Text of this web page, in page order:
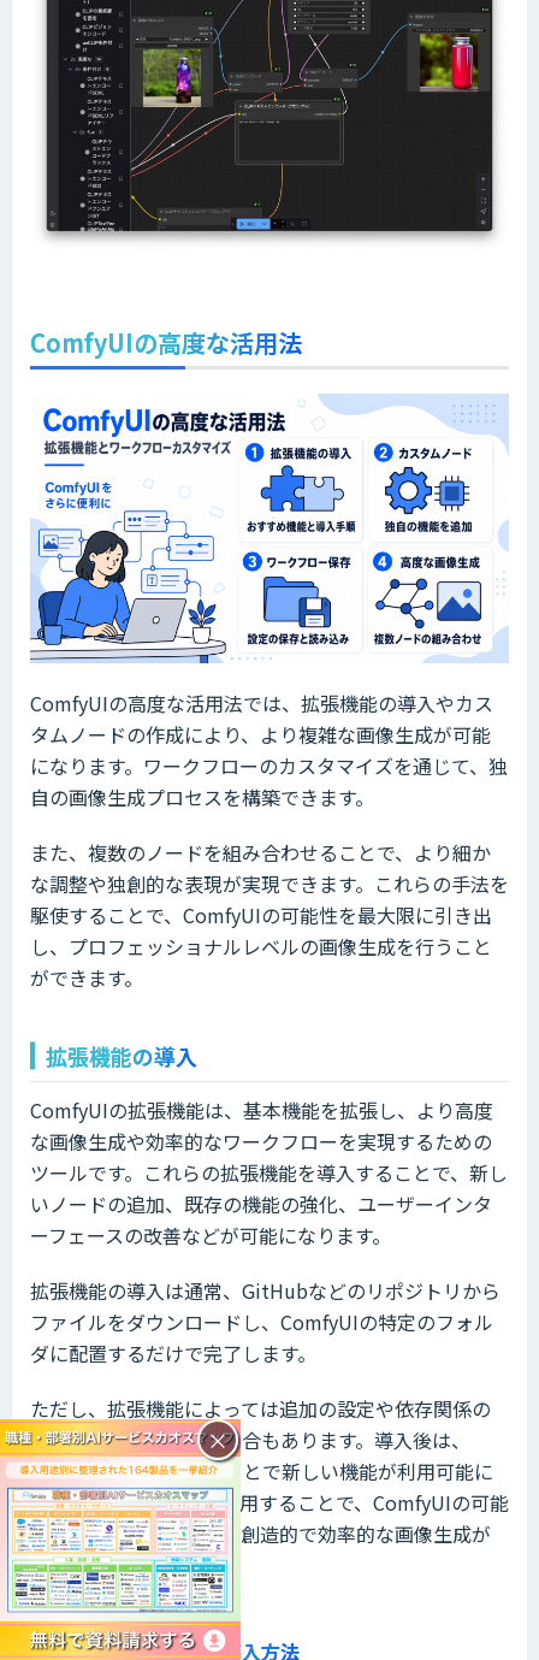
ComfyUIの高度な活用法
ComfyUIの高度な活用法では、拡張機能の導入やカス
タムノードの作成により、より複雑な画像生成が可能
になります。ワークフローのカスタマイズを通じて、独
自の画像生成プロセスを構築できます。
また、複数のノードを組み合わせることで、より細か
な調整や独創的な表現が実現できます。これらの手法を
駆使することで、ComfyUIの可能性を最大限に引き出
し、プロフェッショナルレベルの画像生成を行うこと
ができます。
拡張機能の導入
ComfyUIの拡張機能は、基本機能を拡張し、より高度
な画像生成や効率的なワークフローを実現するための
ツールです。これらの拡張機能を導入することで、新し
いノードの追加、既存の機能の強化、ユーザーインタ
ーフェースの改善などが可能になります。
拡張機能の導入は通常、GitHubなどのリポジトリから
ファイルをダウンロードし、ComfyUIの特定のフォル
ダに配置するだけで完了します。
ただし、拡張機能によっては追加の設定や依存関係の
インストールが必要な場合もあります。導入後は、
ComfyUIを再起動することで新しい機能が利用可能に
なります。拡張機能を活用することで、ComfyUIの可能
性が大きく広がり、より創造的で効率的な画像生成が
実現できます。
おすすめの拡張機能と導入方法
×